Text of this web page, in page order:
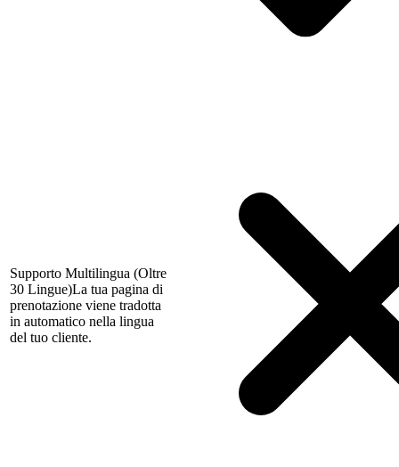
Supporto Multilingua (Oltre
30 Lingue)La tua pagina di
prenotazione viene tradotta
in automatico nella lingua
del tuo cliente.